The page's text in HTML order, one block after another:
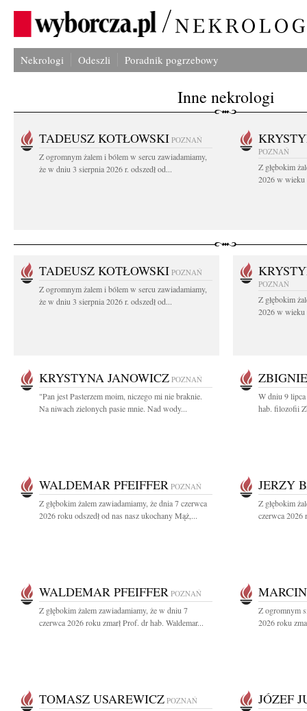
Nekrologi Odeszli Poradnik pogrzebowy
Inne nekrologi
TADEUSZ KOTŁOWSKI POZNAŃ
Z ogromnym żalem i bólem w sercu zawiadamiamy,
że w dniu 3 sierpnia 2026 r. odszedł od...
POZNAŃ
Z głębokim
2026 w wieku
TADEUSZ KOTŁOWSKI POZNAŃ
Z ogromnym żalem i bólem w sercu zawiadamiamy,
że w dniu 3 sierpnia 2026 r. odszedł od...
POZNAŃ
Z głębokim
2026 w wieku
KRYSTYNA JANOWICZ POZNAŃ
"Pan jest Pasterzem moim, niczego mi nie braknie.
Na niwach zielonych pasie mnie. Nad wody...
W dniu 9
hab. filozofii
WALDEMAR PFEIFFER POZNAŃ
Z głębokim żalem zawiadamiamy, że dnia 7 czerwca
2026 roku odszedł od nas nasz ukochany Mąż,...
JERZY
Z głębokim
czerwca 2026
WALDEMAR PFEIFFER POZNAŃ
Z głębokim żalem zawiadamiamy, że w dniu 7
czerwca 2026 roku zmarł Prof. dr hab. Waldemar...
Z ogromnym
2026 roku
TOMASZ USAREWICZ POZNAŃ JÓZEF